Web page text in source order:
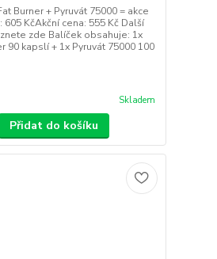
Burner + Pyruvát 75000 = akce
605 KčAkční cena: 555 Kč Další
zde Balíček obsahuje: 1x
90 kapslí + 1x Pyruvát 75000 100
Skladem
Přidat do košíku